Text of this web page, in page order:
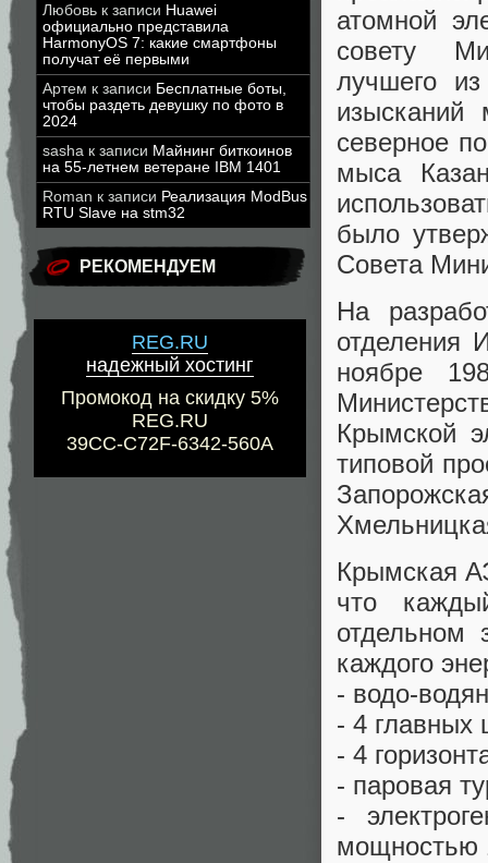
Любовь к записи Huawei
официально представила
HarmonyOS 7: какие смартфоны
получат её первыми
Артем к записи Бесплатные боты,
чтобы раздеть девушку по фото в
2024
sasha к записи Майнинг биткоинов
на 55-летнем ветеране IBM 1401
Roman к записи Реализация ModBus
RTU Slave на stm32
РЕКОМЕНДУЕМ
REG.RU
надежный хостинг
Промокод на скидку 5%
REG.RU
39CC-C72F-6342-560A
атомной
совету
лучшего
северное
мыса
было
Совета
На
отделения
ноябре
Крымской
типовой
Крымская
что
отдельном
каждого
- водо-
- 4 главных
- 4
- паровая
-
мощностью